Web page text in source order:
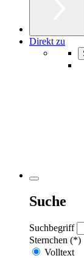
Direkt zu
Suche
Suchbegriff
Sternchen (*)
Volltext